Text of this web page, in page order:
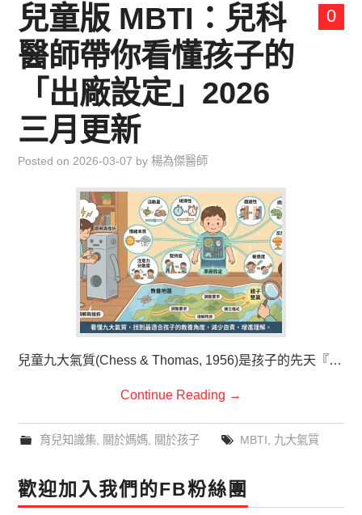
育兒知識集
環遊世界行
直上雲霄去
我思故我在
聯絡我
主婦碎碎念
0
兒童版 MBTI：兒科
醫師帶你看懂孩子的
「出廠設定」2026
三月更新
Posted on 2026-03-07 by楊為傑醫師
兒童九大氣質(Chess & Thomas, 1956)是孩子的先天『…
Continue Reading →
育兒知識集, 關於媽媽, 關於孩子 MBTI 九大氣質
歡迎加入我們的FB粉絲團